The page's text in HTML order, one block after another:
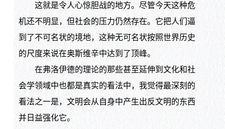
这就是令人心惊胆战的地方。尽管今天这种危
机还不明显，但社会的压力仍然存在。它把人们逼
到了不可名状的境地，这种无可名状按照世界历史
的尺度来说在奥斯维辛中达到了顶峰。
在弗洛伊德的理论的那些甚至延伸到文化和社
会学领域中也都是真实的看法中，我觉得最深刻的
看法之一是，文明会从自身中产生出反文明的东西
并日益强化它。